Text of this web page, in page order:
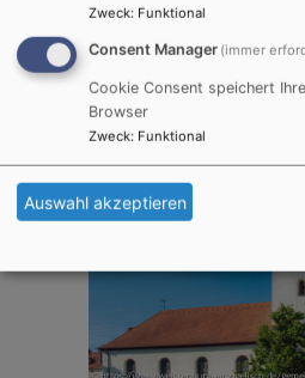
Öffnungszeiten:
Täglich von 8 bis 20 Uhr.
Zweck: Funktional
Consent Manager (immer
Cookie Consent speichert
Browser
Zweck: Funktional
Auswahl akzeptieren